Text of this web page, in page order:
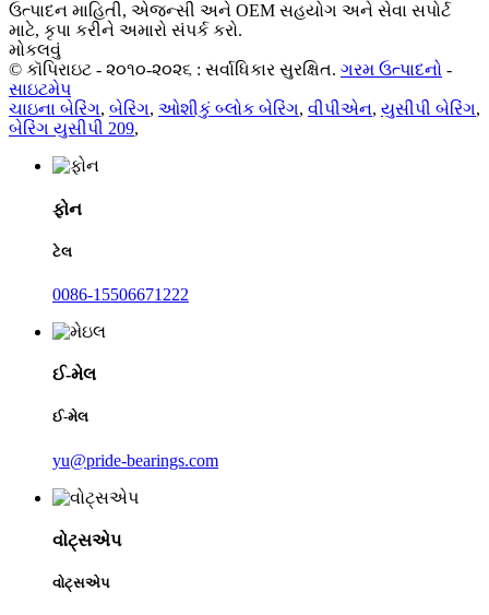
ઉત્પાદન માહિતી, એજન્સી અને OEM સહયોગ અને સેવા સપોર્ટ
માટે, કૃપા કરીને અમારો સંપર્ક કરો.
મોકલવું
© કૉપિરાઇટ - ૨૦૧૦-૨૦૨૬ : સર્વાધિકાર સુરક્ષિત. ગરમ ઉત્પાદનો -
સાઇટમેપ
ચાઇના બેરિંગ, બેરિંગ, ઓશીકું બ્લોક બેરિંગ, વીપીએન, યુસીપી બેરિંગ,
બેરિંગ યુસીપી 209,
ફોન
ટેલ
0086-15506671222
ઈ-મેલ
ઈ-મેલ
yu@pride-bearings.com
વોટ્સએપ
વોટ્સએપ